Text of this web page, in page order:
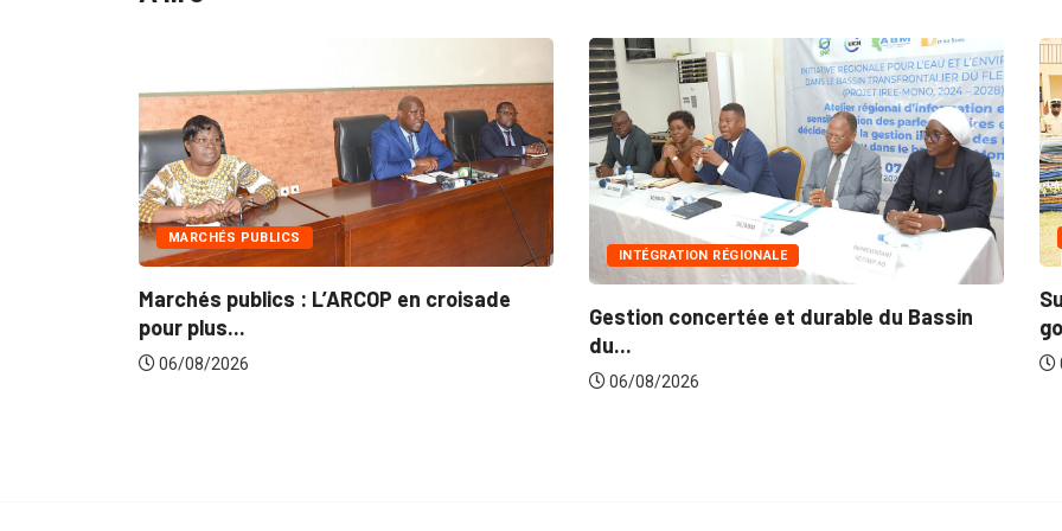
INTÉGRATION RÉGIONALE
Gestion concertée et durable du Bassin
du...
INNONDATIONS
gouvernement lance...